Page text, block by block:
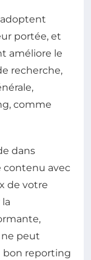
adoptent
portée, et
améliore le
recherche,
comme
dans
contenu avec
de votre
ne peut
bon reporting